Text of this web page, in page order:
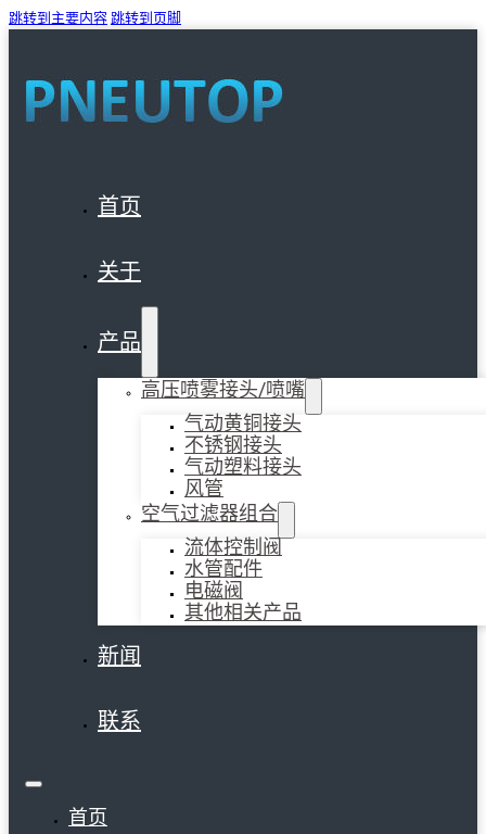
跳转到主要内容 跳转到页脚
首页
关于
产品
高压喷雾接头/喷嘴
气动黄铜接头
不锈钢接头
气动塑料接头
风管
空气过滤器组合
流体控制阀
水管配件
电磁阀
其他相关产品
新闻
联系
首页